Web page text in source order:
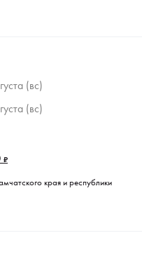
(вс)
(вс)
₽
края и республики